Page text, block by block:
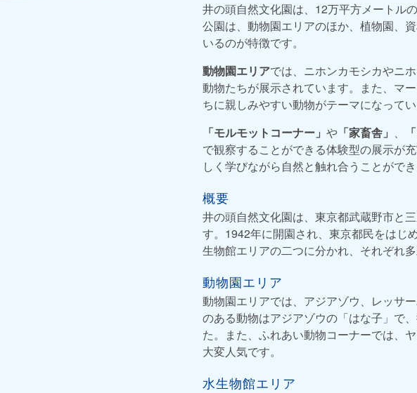
井の頭自然文化園は、12万平方メートル
公園は、動物園エリアのほか、植物園、
いるのが特徴です。
動物園エリアでは、ニホンカモシカやニ
動物たちが展示されています。また、マ
ちに親しみやすい動物がテーマになってい
「モルモットコーナー」 や 「家畜舎」 、
で観察することができる体験型の展示が
しく学びながら自然と触れ合うことができ
概要
井の頭自然文化園は、東京都武蔵野市と
す。1942年に開園され、東京都民をはじ
生物館エリアの二つに分かれ、それぞれ
動物園エリア
動物園エリアでは、アジアゾウ、レッサ
のある動物はアジアゾウの「はな子」で
た。また、ふれあい動物コーナーでは、
大変人気です。
水生物館エリア